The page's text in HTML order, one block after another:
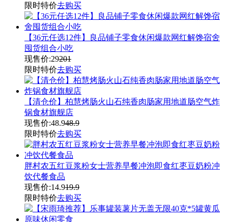
限时特价去购买
【36元任选12件】良品铺子零食休闲爆款网红解馋宿舍
囤货组合小吃
现售价:29201
限时特价去购买
【清仓价】柏慧烤肠火山石纯香肉肠家用地道肠空气炸
锅食材旗舰店
现售价:48.948.9
限时特价去购买
胖村农五红豆浆粉女士营养早餐冲泡即食红枣豆奶粉冲
饮代餐食品
现售价:14.919.9
限时特价去购买